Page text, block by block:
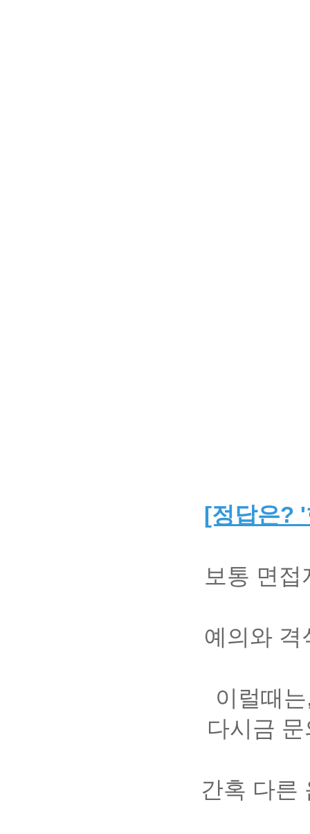
[정답은?
보통 면
예의와 격
이럴때
다시금
간혹 다른